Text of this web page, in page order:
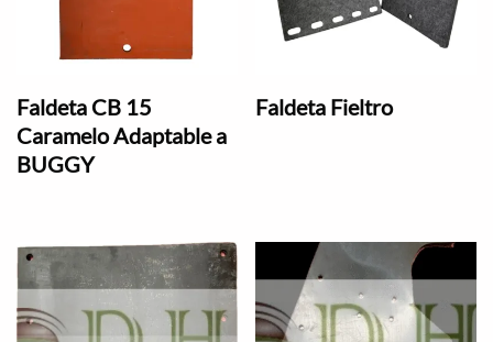
Faldeta CB 15
Caramelo Adaptable a
BUGGY
Faldeta Fieltro